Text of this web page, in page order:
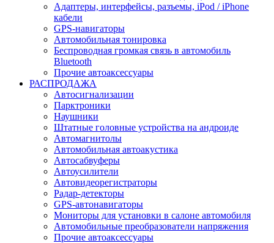
Адаптеры, интерфейсы, разъемы, iPod / iPhone
кабели
GPS-навигаторы
Автомобильная тонировка
Беспроводная громкая связь в автомобиль
Bluetooth
Прочие автоаксессуары
РАСПРОДАЖА
Автосигнализации
Парктроники
Наушники
Штатные головные устройства на андроиде
Автомагнитолы
Автомобильная автоакустика
Автосабвуферы
Автоусилители
Автовидеорегистраторы
Радар-детекторы
GPS-автонавигаторы
Мониторы для установки в салоне автомобиля
Автомобильные преобразователи напряжения
Прочие автоаксессуары